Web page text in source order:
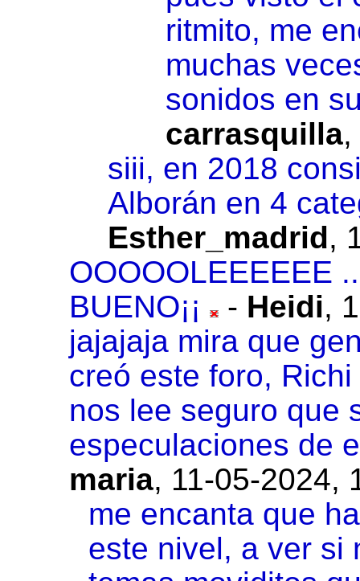
ritmito, me
muchas
sonidos en
carrasquilla,
siii, en 2018
Alborán en 4
Esther_madrid,
OOOOOLEEEEEE
BUENO¡¡
- Heidi,
jajajaja mira que
creó este foro,
nos lee seguro que
especulaciones de
maria, 11-05-2024,
me encanta que
este nivel, a ver si